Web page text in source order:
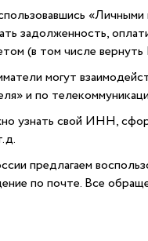
задолженность,
(в том числе
могут
и по
узнать свой ИНН,
предлагаем
по почте. Все